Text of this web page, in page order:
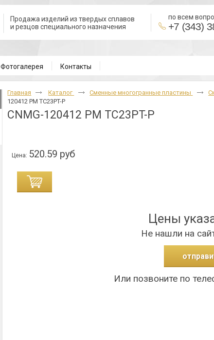
Продажа изделий из твердых сплавов
и резцов специального назначения
по всем
+7 (343)
Фотогалерея Контакты
Главная Каталог Cменные многогранные пластины
120412 PM TC23PT-P
CNMG-120412 PM TC23PT-P
Цена: 520.59 руб
Цены
Не нашли на
Или позвоните по